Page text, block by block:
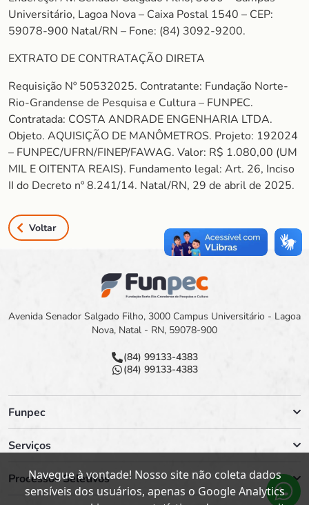
Universitário, Lagoa Nova – Caixa Postal 1540 – CEP:
59078-900 Natal/RN – Fone: (84) 3092-9200.
EXTRATO DE CONTRATAÇÃO DIRETA
Requisição Nº 50532025. Contratante: Fundação Norte-
Rio-Grandense de Pesquisa e Cultura – FUNPEC.
Contratada: COSTA ANDRADE ENGENHARIA LTDA.
Objeto. AQUISIÇÃO DE MANÔMETROS. Projeto: 192024
– FUNPEC/UFRN/FINEP/FAWAG. Valor: R$ 1.080,00 (UM
MIL E OITENTA REAIS). Fundamento legal: Art. 26, Inciso
II do Decreto nº 8.241/14. Natal/RN, 29 de abril de 2025.
Voltar
Avenida Senador Salgado Filho, 3000 Campus Universitário - Lagoa
Nova, Natal - RN, 59078-900
(84) 99133-4383
(84) 99133-4383
Funpec
Serviços
Processos Seletivos
Navegue à vontade! Nosso site não coleta dados
sensíveis dos usuários, apenas o Google Analytics